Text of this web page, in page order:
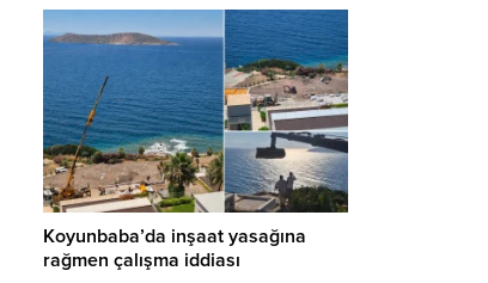
Koyunbaba’da inşaat yasağına
rağmen çalışma iddiası